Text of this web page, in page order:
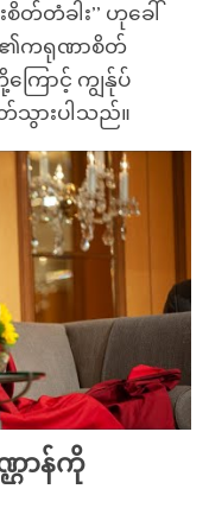
တံခါး’’ ဟုခေါ်
၏ကရုဏာစိတ်
ြောင့် ကျွန်ုပ်
သွားပါသည်။
ာန်ကို